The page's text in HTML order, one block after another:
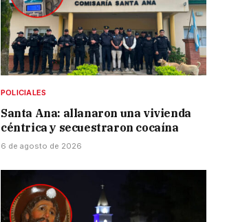
POLICIALES
Santa Ana: allanaron una vivienda
céntrica y secuestraron cocaína
6 de agosto de 2026